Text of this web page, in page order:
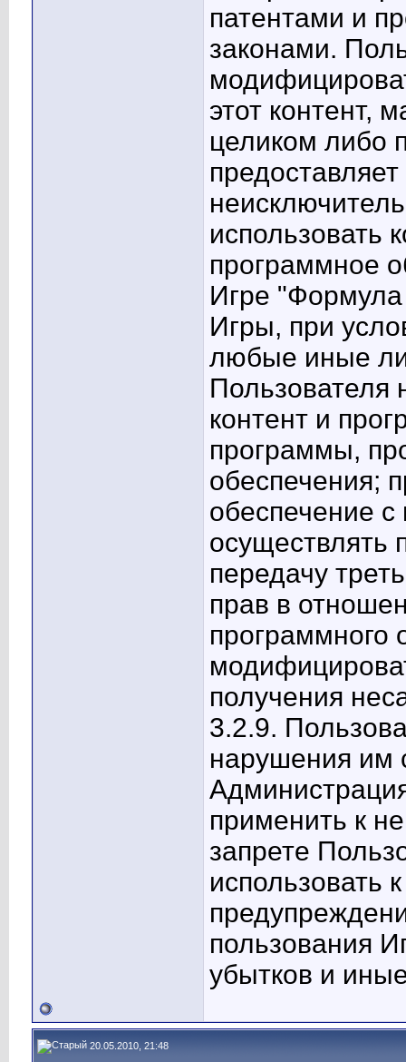
патентами и
законами.
этот контент,
целиком либо
использовать
программное
Игре
Игры, при
любые иные
Пользователя
контент и
программы,
обеспечения;
обеспечение
осуществлять
передачу
прав в
программного
получения
3.2.9.
нарушения им
применить к
запрете
использовать
пользования
убытков и
20.05.2010, 21:48